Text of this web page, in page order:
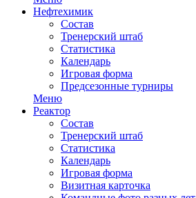
Нефтехимик
Состав
Тренерский штаб
Статистика
Календарь
Игровая форма
Предсезонные турниры
Меню
Реактор
Состав
Тренерский штаб
Статистика
Календарь
Игровая форма
Визитная карточка